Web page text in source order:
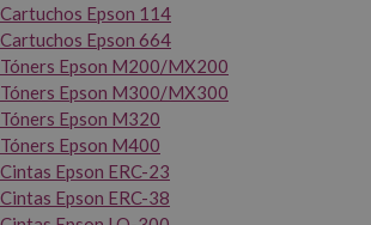
Cartuchos Epson 114
Cartuchos Epson 664
Tóners Epson M200/MX200
Tóners Epson M300/MX300
Tóners Epson M320
Tóners Epson M400
Cintas Epson ERC-23
Cintas Epson ERC-38